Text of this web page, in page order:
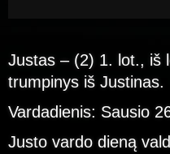
Justas – (2) 1. lot., iš
trumpinys iš Justinas.
Vardadienis: Sausio
Justo vardo dieną